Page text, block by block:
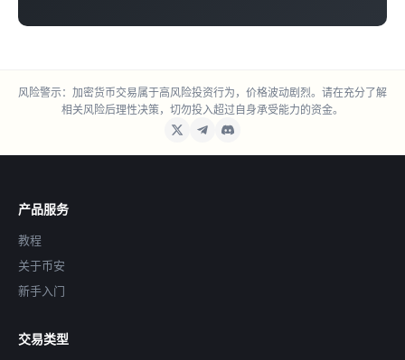
风险警示：加密货币交易属于高风险投资行为，价格波动剧烈。请在充分了解
相关风险后理性决策，切勿投入超过自身承受能力的资金。
产品服务
教程
关于币安
新手入门
交易类型